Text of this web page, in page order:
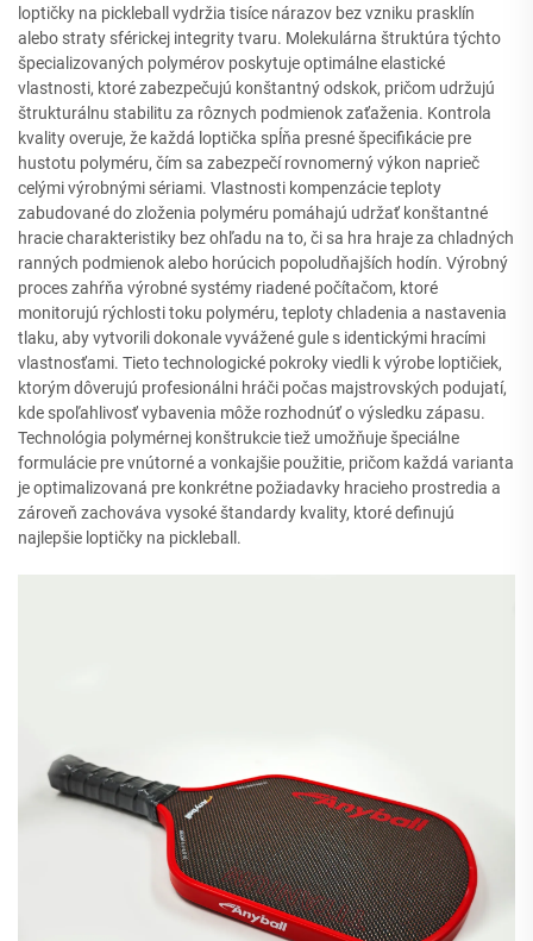
loptičky na pickleball vydržia tisíce nárazov bez vzniku prasklín
alebo straty sférickej integrity tvaru. Molekulárna štruktúra týchto
špecializovaných polymérov poskytuje optimálne elastické
vlastnosti, ktoré zabezpečujú konštantný odskok, pričom udržujú
štrukturálnu stabilitu za rôznych podmienok zaťaženia. Kontrola
kvality overuje, že každá loptička spĺňa presné špecifikácie pre
hustotu polyméru, čím sa zabezpečí rovnomerný výkon naprieč
celými výrobnými sériami. Vlastnosti kompenzácie teploty
zabudované do zloženia polyméru pomáhajú udržať konštantné
hracie charakteristiky bez ohľadu na to, či sa hra hraje za chladných
ranných podmienok alebo horúcich popoludňajších hodín. Výrobný
proces zahŕňa výrobné systémy riadené počítačom, ktoré
monitorujú rýchlosti toku polyméru, teploty chladenia a nastavenia
tlaku, aby vytvorili dokonale vyvážené gule s identickými hracími
vlastnosťami. Tieto technologické pokroky viedli k výrobe loptičiek,
ktorým dôverujú profesionálni hráči počas majstrovských podujatí,
kde spoľahlivosť vybavenia môže rozhodnúť o výsledku zápasu.
Technológia polymérnej konštrukcie tiež umožňuje špeciálne
formulácie pre vnútorné a vonkajšie použitie, pričom každá varianta
je optimalizovaná pre konkrétne požiadavky hracieho prostredia a
zároveň zachováva vysoké štandardy kvality, ktoré definujú
najlepšie loptičky na pickleball.